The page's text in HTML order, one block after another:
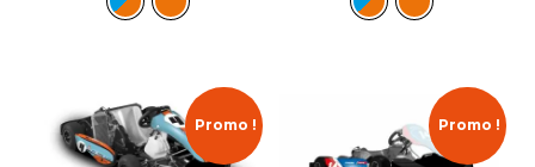
Promo ! Promo !